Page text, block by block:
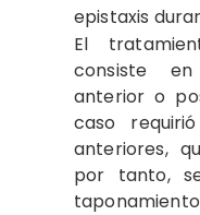
epistaxis
El
consiste
anterior o
caso
anteriores,
por tanto,